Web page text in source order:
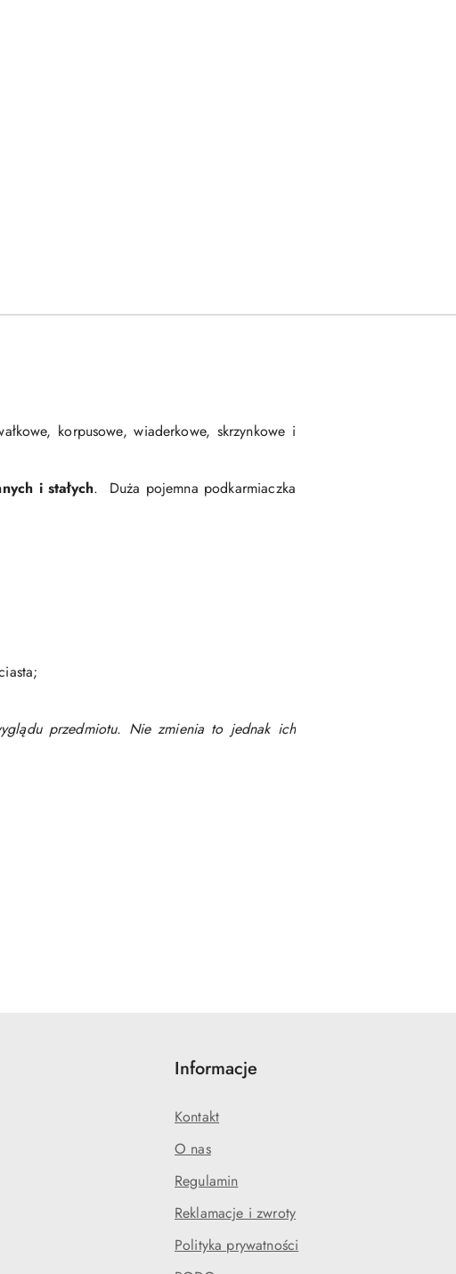
korpusowe, wiaderkowe, skrzynkowe i
i stałych. Duża pojemna podkarmiaczka
przedmiotu. Nie zmienia to jednak ich
Informacje
Kontakt
O nas
Regulamin
Reklamacje i zwroty
Polityka prywatności